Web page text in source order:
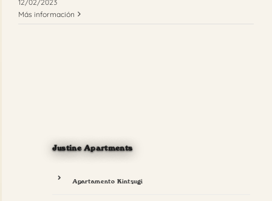
12/02/2023
Más información
Justine Apartments
Apartamento Kintsugi